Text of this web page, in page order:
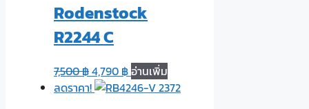
Rodenstock
R2244 C
7,500฿4,790 ฿อ่านเพิ่ม
ลดราคา!